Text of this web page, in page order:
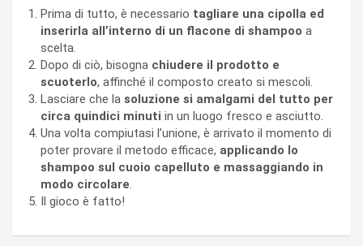
Prima di tutto, è necessario tagliare una cipolla ed
inserirla all’interno di un flacone di shampoo a
scelta.
Dopo di ciò, bisogna chiudere il prodotto e
scuoterlo, affinché il composto creato si mescoli.
Lasciare che la soluzione si amalgami del tutto per
circa quindici minuti in un luogo fresco e asciutto.
Una volta compiutasi l’unione, è arrivato il momento di
poter provare il metodo efficace, applicando lo
shampoo sul cuoio capelluto e massaggiando in
modo circolare.
Il gioco è fatto!